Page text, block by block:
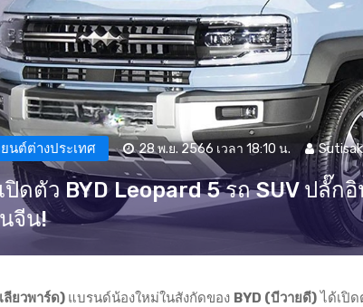
นต์ต่างประเทศ 28 พ.ย. 2566 เวลา 18:10 น.
ปิดตัว BYD Leopard 5 รถ SUV ปลั๊
จีน!
ยวพาร์ด) แบรนด์น้องใหม่ในสังกัดของ BYD (บีวายดี)ได้เปิด